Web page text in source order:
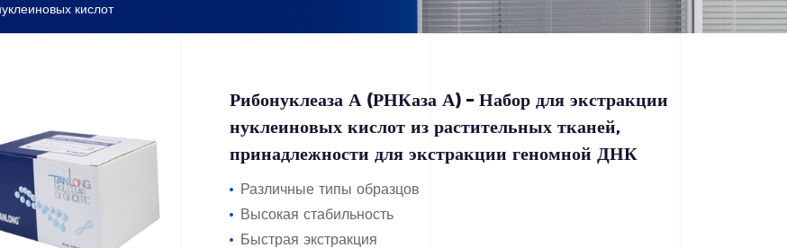
кислот
Рибонуклеаза А (РНКаза А) – Набор для экстракции
нуклеиновых кислот из растительных тканей,
принадлежности для экстракции геномной ДНК
Различные типы образцов
Высокая стабильность
Быстрая экстракция